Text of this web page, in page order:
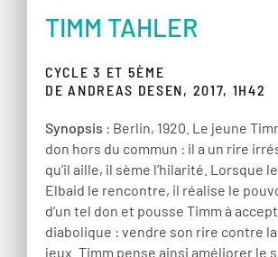
TIMM TAHLER
CYCLE 3 ET 5ÈME
DE ANDREAS DESEN, 2017, 1H42
Synopsis : Berlin, 1920. Le jeune
don hors du commun : il a un rire
qu’il aille, il sème l’hilarité. Lorsque
Elbaid le rencontre, il réalise le
d’un tel don et pousse Timm à
diabolique : vendre son rire contre
jeux. Timm pense ainsi améliorer le